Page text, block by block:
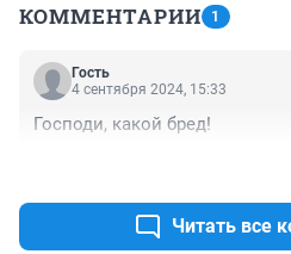
КОММЕНТАРИИ 1
Гость
4 сентября 2024, 15:33
Господи, какой бред!
Читать все